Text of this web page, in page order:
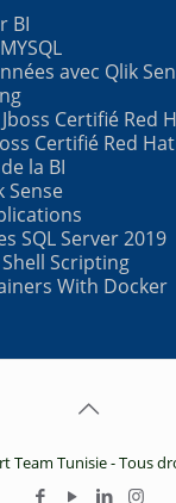
BI
avec Qlik
Certifié Red
Certifié Red Hat
la BI
Sense
SQL Server 2019
Scripting
With Docker
Team Tunisie - Tous